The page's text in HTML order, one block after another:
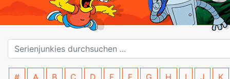
# A B C D E F G H I J K